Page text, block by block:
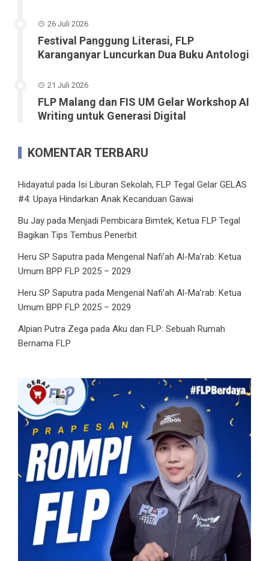
26 Juli 2026
Festival Panggung Literasi, FLP
Karanganyar Luncurkan Dua Buku Antologi
21 Juli 2026
FLP Malang dan FIS UM Gelar Workshop AI
Writing untuk Generasi Digital
KOMENTAR TERBARU
Hidayatul pada Isi Liburan Sekolah, FLP Tegal Gelar GELAS
#4: Upaya Hindarkan Anak Kecanduan Gawai
Bu Jay pada Menjadi Pembicara Bimtek, Ketua FLP Tegal
Bagikan Tips Tembus Penerbit
Heru SP Saputra pada Mengenal Nafi’ah Al-Ma’rab: Ketua
Umum BPP FLP 2025 – 2029
Heru SP Saputra pada Mengenal Nafi’ah Al-Ma’rab: Ketua
Umum BPP FLP 2025 – 2029
Alpian Putra Zega pada Aku dan FLP: Sebuah Rumah
Bernama FLP